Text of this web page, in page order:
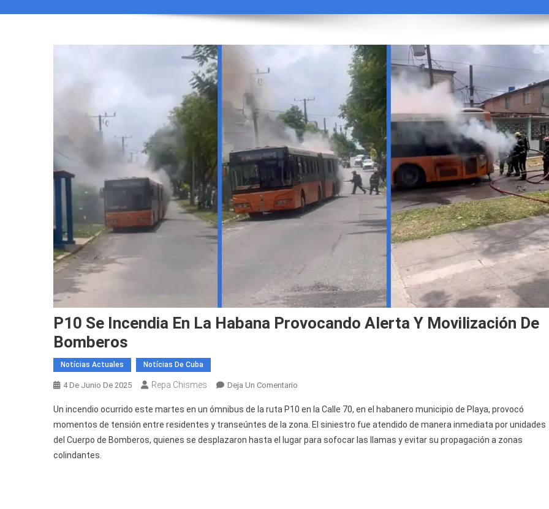
P10 Se Incendia En La Habana Provocando Alerta Y Movilización De
Bomberos
Notícias Actuales Notícias De Cuba
4 De Junio De 2025 Repa Chismes Deja Un Comentario
Se
Incendia
En
Un incendio ocurrido este martes en un ómnibus de la ruta P10 en la Calle 70, en el habanero municipio de Playa, provocó
momentos de tensión entre residentes y transeúntes de la zona. El siniestro fue atendido de manera inmediata por unidades
del Cuerpo de Bomberos, quienes se desplazaron hasta el lugar para sofocar las llamas y evitar su propagación a zonas
colindantes.